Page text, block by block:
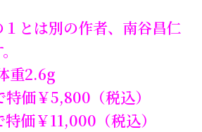
とは別の作者、南谷昌仁
重2.6g
特価￥5,800（税込）
価￥11,000（税込）